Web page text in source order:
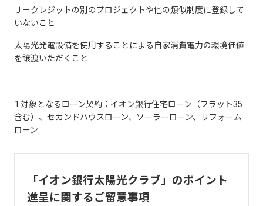
Ｊ－クレジットの別のプロジェクトや他の類似制度に登録して
いないこと
太陽光発電設備を使用することによる自家消費電力の環境価値
を譲渡いただくこと
1 対象となるローン契約：イオン銀行住宅ローン（フラット35
含む）、セカンドハウスローン、ソーラーローン、リフォーム
ローン
「イオン銀行太陽光クラブ」のポイント
進呈に関するご留意事項